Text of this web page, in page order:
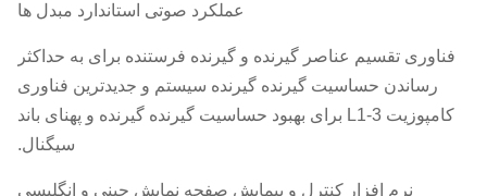
عملکرد صوتی استاندارد مبدل ها
فناوری تقسیم عناصر گیرنده و گیرنده فرستنده برای به حداکثر
رساندن حساسیت گیرنده گیرنده سیستم و جدیدترین فناوری
کامپوزیت L1-3 برای بهبود حساسیت گیرنده گیرنده و پهنای باند
سیگنال.
نرم افزار کنترل و پیمایش صفحه نمایش چینی و انگلیسی